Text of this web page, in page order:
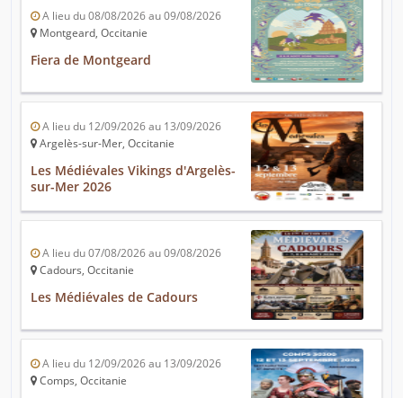
A lieu du 08/08/2026 au 09/08/2026
Montgeard, Occitanie
Fiera de Montgeard
A lieu du 12/09/2026 au 13/09/2026
Argelès-sur-Mer, Occitanie
Les Médiévales Vikings d'Argelès-
sur-Mer 2026
A lieu du 07/08/2026 au 09/08/2026
Cadours, Occitanie
Les Médiévales de Cadours
A lieu du 12/09/2026 au 13/09/2026
Comps, Occitanie